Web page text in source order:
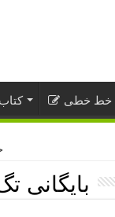
کتاب خط خطی
بایگانی